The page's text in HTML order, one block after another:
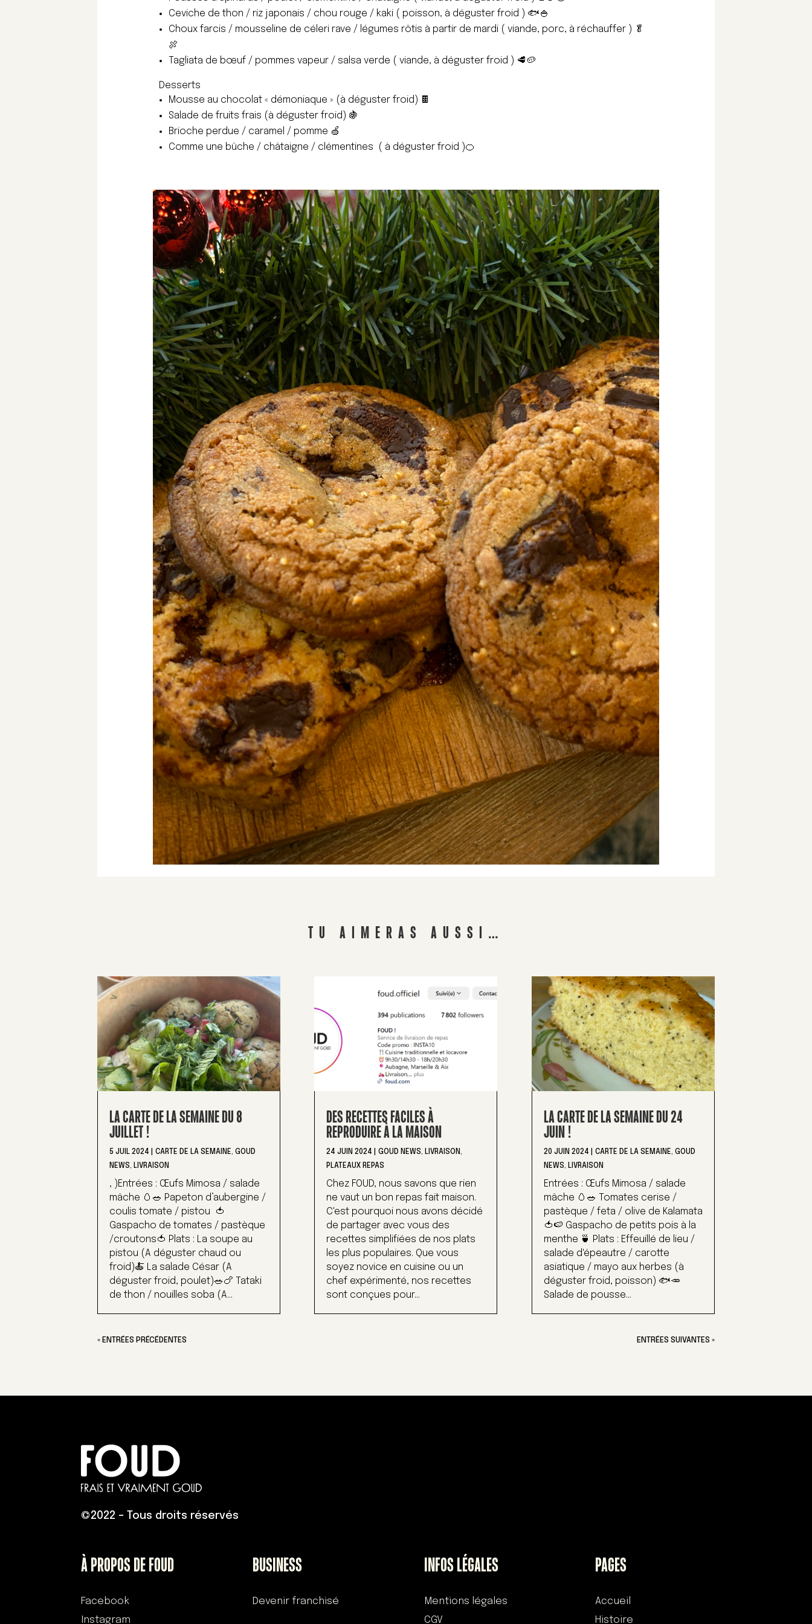
Ceviche de thon / riz japonais / chou rouge / kaki ( poisson, à déguster froid ) 🐟🍚
Choux farcis / mousseline de céleri rave / légumes rôtis à partir de mardi ( viande, porc, à réchauffer ) 🥬
🍖
Tagliata de bœuf / pommes vapeur / salsa verde ( viande, à déguster froid ) 🥩🥔
Desserts
Mousse au chocolat « démoniaque » (à déguster froid) 🍫
Salade de fruits frais (à déguster froid) 🍇
Brioche perdue / caramel / pomme 🍏
Comme une bûche / châtaigne / clémentines ( à déguster froid )🍊
TU AIMERAS AUSSI…
LA CARTE DE LA SEMAINE DU 8
JUILLET !
5 JUIL 2024 |CARTE DE LA SEMAINE,GOUD
NEWS, LIVRAISON
, )Entrées : Œufs Mimosa / salade
mâche 🥚🥗 Papeton d’aubergine /
coulis tomate / pistou 🍅
Gaspacho de tomates / pastèque
/croutons🍅 Plats : La soupe au
pistou (A déguster chaud ou
froid)🍝 La salade César (A
déguster froid, poulet)🥗🍗 Tataki
de thon / nouilles soba (A...
DES RECETTES FACILES À
REPRODUIRE À LA MAISON
24 JUIN 2024 |GOUD NEWS, LIVRAISON,
PLATEAUX REPAS
Chez FOUD, nous savons que rien
ne vaut un bon repas fait maison.
C'est pourquoi nous avons décidé
de partager avec vous des
recettes simplifiées de nos plats
les plus populaires. Que vous
soyez novice en cuisine ou un
chef expérimenté, nos recettes
sont conçues pour...
LA CARTE DE LA SEMAINE DU 24
JUIN !
20 JUIN 2024 CARTE DE LA SEMAINE, GOUD
NEWS, LIVRAISON
Entrées : Œufs Mimosa / salade
mâche 🥚🥗 Tomates cerise /
pastèque / feta / olive de Kalamata
🍅🍉 Gaspacho de petits pois à la
menthe 🍵 Plats : Effeuillé de lieu /
salade d'épeautre / carotte
asiatique / mayo aux herbes (à
déguster froid, poisson) 🐟🥕
Salade de pousse...
« ENTRÉES PRÉCÉDENTES ENTRÉES SUIVANTES »
©2022 – Tous droits réservés
À PROPOS DE FOUD
Facebook
Instagram
BUSINESS
Devenir franchisé
INFOS LÉGALES
Mentions légales
CGV
PAGES
Accueil
Histoire